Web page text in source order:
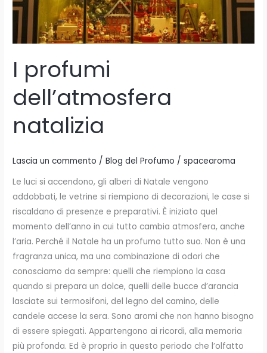
I profumi
dell’atmosfera
natalizia
Lascia un commento /Blog del Profumo /spacearoma
Le luci si accendono, gli alberi di Natale vengono
addobbati, le vetrine si riempiono di decorazioni, le case si
riscaldano di presenze e preparativi. È iniziato quel
momento dell’anno in cui tutto cambia atmosfera, anche
l’aria. Perché il Natale ha un profumo tutto suo. Non è una
fragranza unica, ma una combinazione di odori che
conosciamo da sempre: quelli che riempiono la casa
quando si prepara un dolce, quelli delle bucce d’arancia
lasciate sui termosifoni, del legno del camino, delle
candele accese la sera. Sono aromi che non hanno bisogno
di essere spiegati. Appartengono ai ricordi, alla memoria
più profonda. Ed è proprio in questo periodo che l’olfatto